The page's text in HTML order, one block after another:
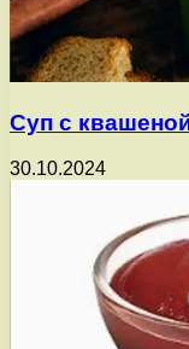
Суп с
30.10.2024